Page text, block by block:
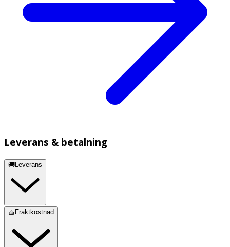
Leverans & betalning
🚚Leverans
🧺Fraktkostnad